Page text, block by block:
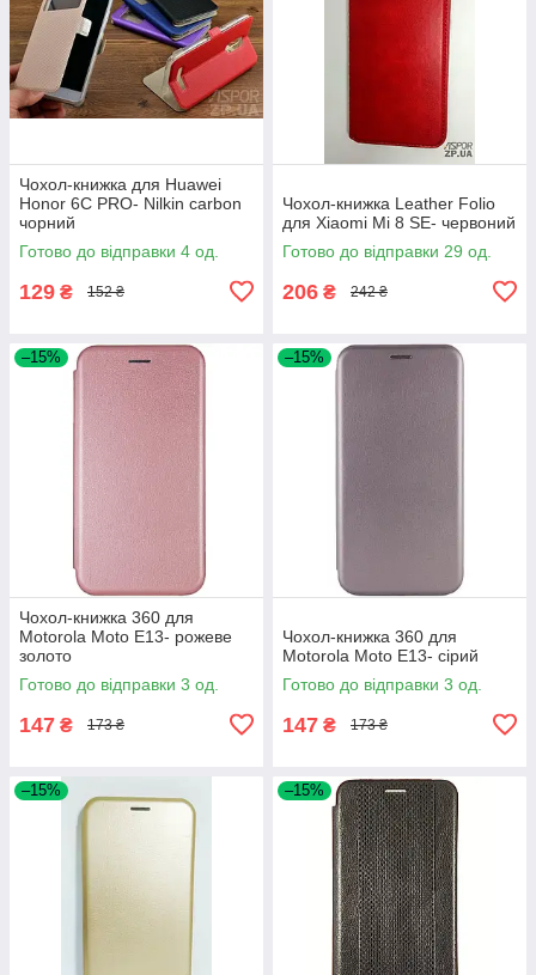
Чохол-книжка для Huawei
Honor 6C PRO- Nilkin carbon
чорний
Готово до відправки 4 од.
129 ₴ 152 ₴
Чохол-книжка Leather Folio
для Xiaomi Mi 8 SE- червоний
Готово до відправки 29 од.
206 ₴ 242 ₴
–15%
Чохол-книжка 360 для
Motorola Moto E13- рожеве
золото
Готово до відправки 3 од.
147 ₴ 173 ₴
–15%
Чохол-книжка 360 для
Motorola Moto E13- сірий
Готово до відправки 3 од.
147 ₴ 173 ₴
–15% –15%